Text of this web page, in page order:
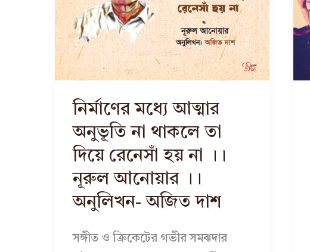
নির্মাণের মধ্যে আত্মার
অনুভূতি না থাকলে তা
দিয়ে রেনেসাঁ হয় না ।।
নূরুল আনোয়ার ।।
অনুলিখন- অজিত দাশ
সঙ্গীত ও ক্রিকেটের গভীর সমঝদার